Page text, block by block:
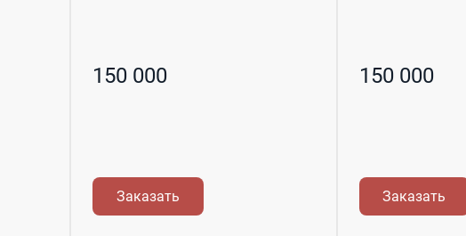
150 000
Заказать
150 000
Заказать